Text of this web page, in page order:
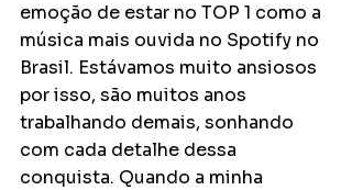
emoção de estar no TOP 1 como a
música mais ouvida no Spotify no
Brasil. Estávamos muito ansiosos
por isso, são muitos anos
trabalhando demais, sonhando
com cada detalhe dessa
conquista. Quando a minha